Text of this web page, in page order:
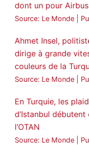
dont un pour Airbus
Source: Le Monde
Ahmet Insel,
dirige à grande
couleurs de la
Source: Le Monde
En Turquie, les
d’Istanbul
l’OTAN
Source: Le Monde